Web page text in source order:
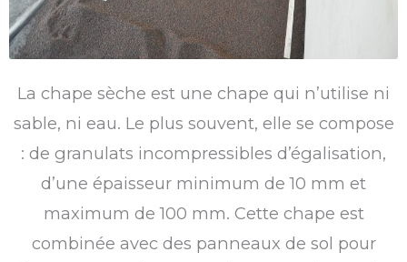
La chape sèche est une chape qui n’utilise ni
sable, ni eau. Le plus souvent, elle se compose
: de granulats incompressibles d’égalisation,
d’une épaisseur minimum de 10 mm et
maximum de 100 mm. Cette chape est
combinée avec des panneaux de sol pour